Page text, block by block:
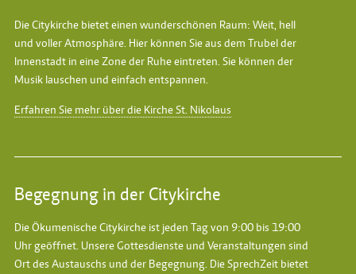
Die Citykirche bietet einen wunderschönen Raum: Weit, hell
und voller Atmosphäre. Hier können Sie aus dem Trubel der
Innenstadt in eine Zone der Ruhe eintreten. Sie können der
Musik lauschen und einfach entspannen.
Erfahren Sie mehr über die Kirche St. Nikolaus
Begegnung in der Citykirche
Die Ökumenische Citykirche ist jeden Tag von 9:00 bis 19:00
Uhr geöffnet. Unsere Gottesdienste und Veranstaltungen sind
Ort des Austauschs und der Begegnung. Die SprechZeit bietet